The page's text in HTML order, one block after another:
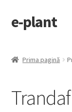
Sari
la
Sari
la
e-plant
Contact
Prima pagină